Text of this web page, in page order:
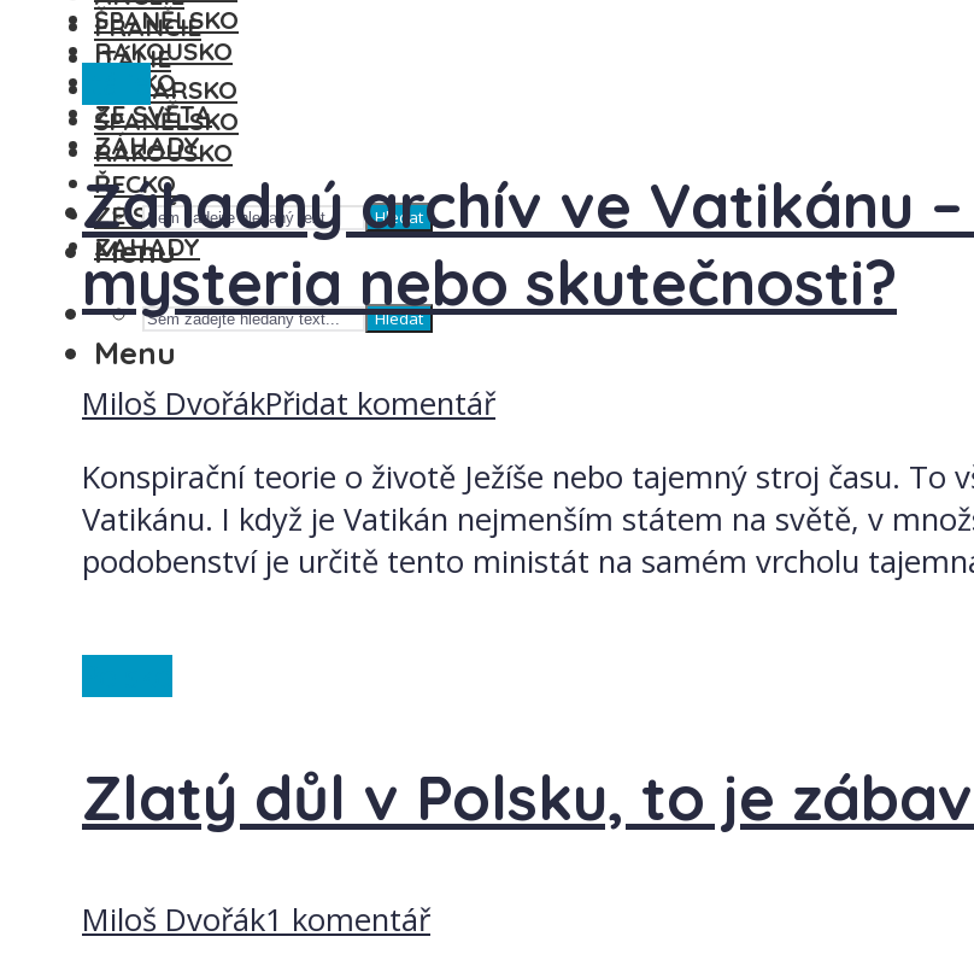
FRANCIE
ITÁLIE
MAĎARSKO
ŠPANĚLSKO
RAKOUSKO
ŘECKO
ZE SVĚTA
ZÁHADY
Hledat
Menu
ŠPANĚLSKO
RAKOUSKO
ŘECKO
ZE SVĚTA
ZÁHADY
Hledat
Menu
Záhadný archív ve Vatikánu
mysteria nebo skutečnosti?
Miloš DvořákPřidat komentář
Konspirační teorie o životě Ježíše nebo tajemný stroj času. To
Vatikánu. I když je Vatikán nejmenším státem na světě, v
podobenství je určitě tento ministát na samém vrcholu
Zlatý důl v Polsku, to je
Miloš Dvořák1 komentář